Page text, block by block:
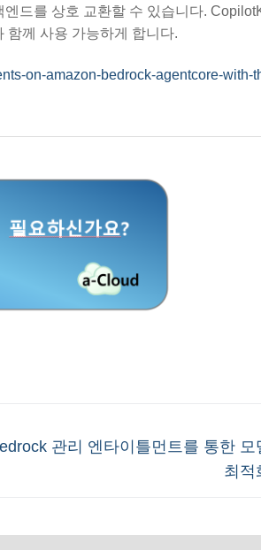
드를 상호 교환할 수 있습니다.
함께 사용 가능하게 합니다.
on-amazon-bedrock-agentcore-with-
관리 엔타이틀먼트를 통한 모
최적